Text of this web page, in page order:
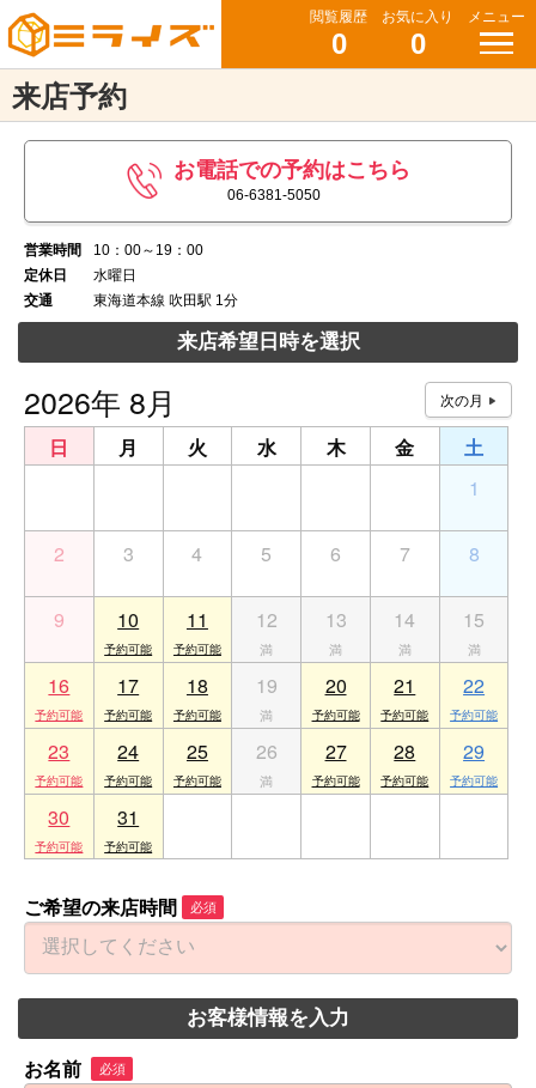
閲覧履歴
0
お気に入り
0
メニュー
来店予約
お電話での予約はこちら
06-6381-5050
営業時間
10：00～19：00
定休日
水曜日
交通
東海道本線 吹田駅 1分
来店希望日時を選択
2026年 8月
日 月 火 水 木 金
土
1
2 3 4 5 6 7 8
9 10 11 12 13 14 15
16 17 18 19 20 21 22
23 24 25 26 27 28 29
30 31
ご希望の来店時間 必須
お客様情報を入力
お名前 必須